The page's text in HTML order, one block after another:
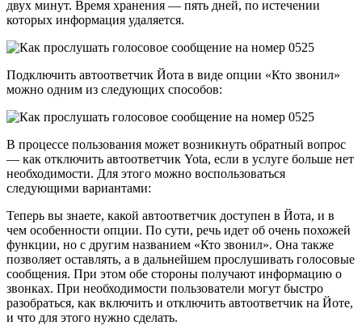
двух минут. Время хранения — пять дней, по истечении
которых информация удаляется.
Подключить автоответчик Йота в виде опции «Кто звонил»
можно одним из следующих способов:
В процессе пользования может возникнуть обратный вопрос
— как отключить автоответчик Yota, если в услуге больше нет
необходимости. Для этого можно воспользоваться
следующими вариантами:
Теперь вы знаете, какой автоответчик доступен в Йота, и в
чем особенности опции. По сути, речь идет об очень похожей
функции, но с другим названием «Кто звонил». Она также
позволяет оставлять, а в дальнейшем прослушивать голосовые
сообщения. При этом обе стороны получают информацию о
звонках. При необходимости пользователи могут быстро
разобраться, как включить и отключить автоответчик на Йоте,
и что для этого нужно сделать.